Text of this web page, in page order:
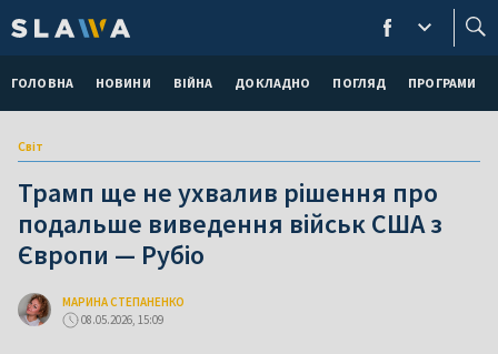
ГОЛОВНА НОВИНИ ВІЙНА ДОКЛАДНО ПОГЛЯД ПРОГРАМИ
Світ
Трамп ще не ухвалив рішення про
подальше виведення військ США з
Європи — Рубіо
МАРИНА СТЕПАНЕНКО
08.05.2026, 15:09